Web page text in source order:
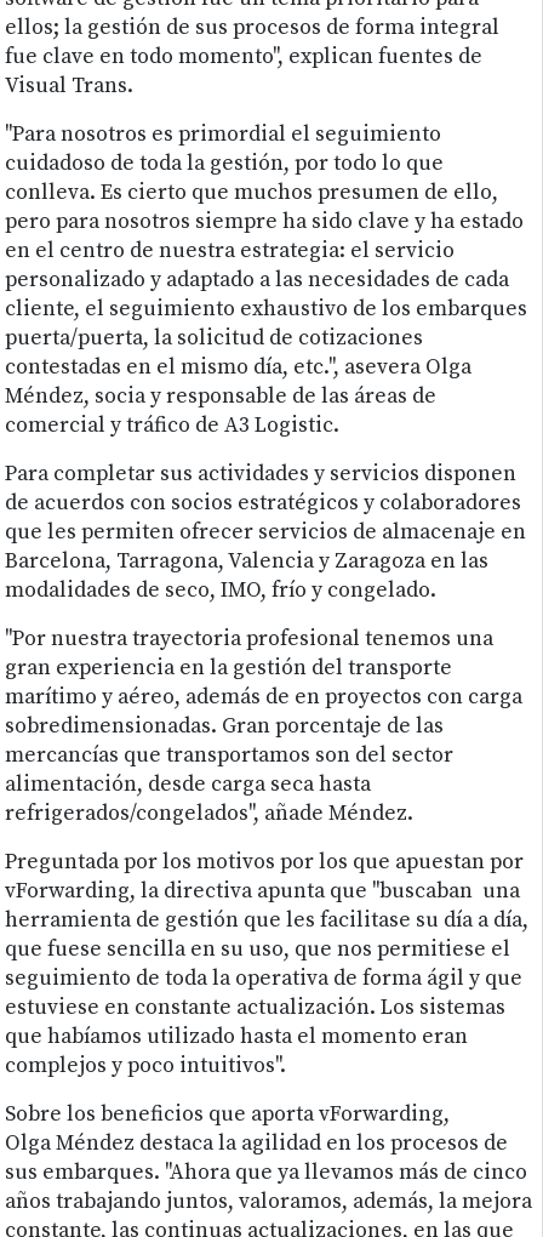
ellos; la gestión de sus procesos de forma integral
fue clave en todo momento", explican fuentes de
Visual Trans.
"Para nosotros es primordial el seguimiento
cuidadoso de toda la gestión, por todo lo que
conlleva. Es cierto que muchos presumen de ello,
pero para nosotros siempre ha sido clave y ha estado
en el centro de nuestra estrategia: el servicio
personalizado y adaptado a las necesidades de cada
cliente, el seguimiento exhaustivo de los embarques
puerta/puerta, la solicitud de cotizaciones
contestadas en el mismo día, etc.", asevera Olga
Méndez, socia y responsable de las áreas de
comercial y tráfico de A3 Logistic.
Para completar sus actividades y servicios disponen
de acuerdos con socios estratégicos y colaboradores
que les permiten ofrecer servicios de almacenaje en
Barcelona, Tarragona, Valencia y Zaragoza en las
modalidades de seco, IMO, frío y congelado.
"Por nuestra trayectoria profesional tenemos una
gran experiencia en la gestión del transporte
marítimo y aéreo, además de en proyectos con carga
sobredimensionadas. Gran porcentaje de las
mercancías que transportamos son del sector
alimentación, desde carga seca hasta
refrigerados/congelados", añade Méndez.
Preguntada por los motivos por los que apuestan por
vForwarding, la directiva apunta que "buscaban una
herramienta de gestión que les facilitase su día a día,
que fuese sencilla en su uso, que nos permitiese el
seguimiento de toda la operativa de forma ágil y que
estuviese en constante actualización. Los sistemas
que habíamos utilizado hasta el momento eran
complejos y poco intuitivos".
Sobre los beneficios que aporta vForwarding,
Olga Méndez destaca la agilidad en los procesos de
sus embarques. "Ahora que ya llevamos más de cinco
años trabajando juntos, valoramos, además, la mejora
constante, las continuas actualizaciones, en las que